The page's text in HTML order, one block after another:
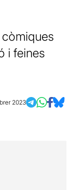
i feines
2023